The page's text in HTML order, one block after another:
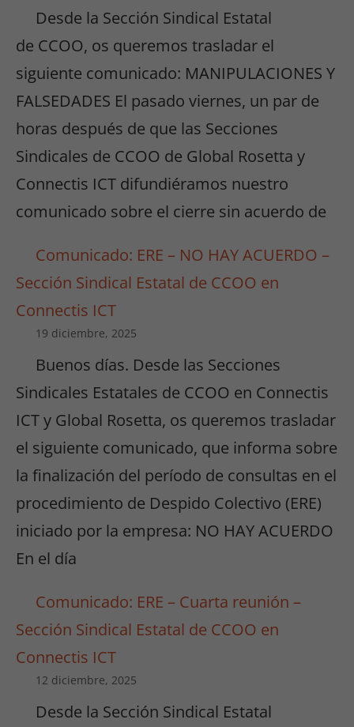
Desde la Sección Sindical Estatal
de CCOO, os queremos trasladar el
siguiente comunicado: MANIPULACIONES Y
FALSEDADES El pasado viernes, un par de
horas después de que las Secciones
Sindicales de CCOO de Global Rosetta y
Connectis ICT difundiéramos nuestro
comunicado sobre el cierre sin acuerdo de
Comunicado: ERE – NO HAY ACUERDO –
Sección Sindical Estatal de CCOO en
Connectis ICT
19 diciembre, 2025
Buenos días. Desde las Secciones
Sindicales Estatales de CCOO en Connectis
ICT y Global Rosetta, os queremos trasladar
el siguiente comunicado, que informa sobre
la finalización del período de consultas en el
procedimiento de Despido Colectivo (ERE)
iniciado por la empresa: NO HAY ACUERDO
En el día
Comunicado: ERE – Cuarta reunión –
Sección Sindical Estatal de CCOO en
Connectis ICT
12 diciembre, 2025
Desde la Sección Sindical Estatal